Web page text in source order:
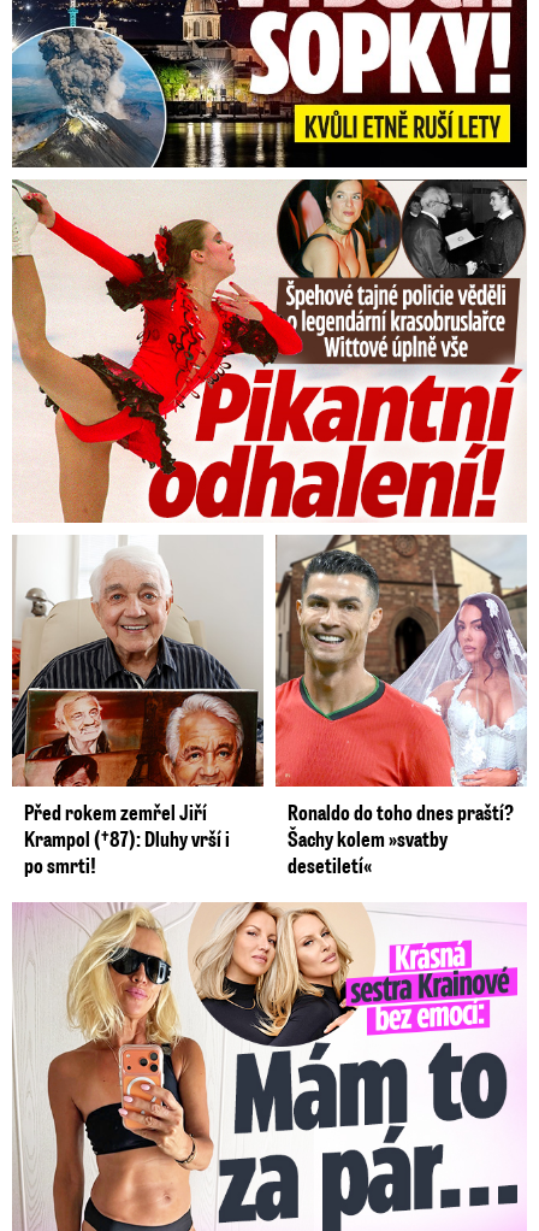
Tajná policie špehovala krasobruslařku Wittovou: Pikantní ...
Před rokem zemřel Jiří
Krampol (†87): Dluhy vrší i
po smrti!
Ronaldo do toho dnes praští?
Šachy kolem »svatby
desetiletí«
Krásná sestra Krainové bez emocí: Mám to za pár…